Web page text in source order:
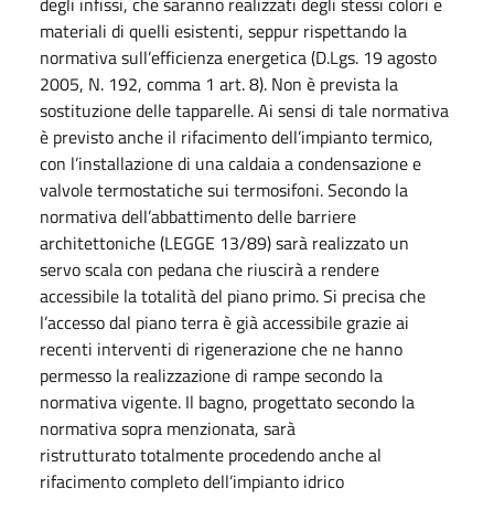
materiali di quelli esistenti, seppur rispettando la
normativa sull’efficienza energetica (D.Lgs. 19 agosto
2005, N. 192, comma 1 art. 8). Non è prevista la
sostituzione delle tapparelle. Ai sensi di tale normativa
è previsto anche il rifacimento dell’impianto termico,
con l’installazione di una caldaia a condensazione e
valvole termostatiche sui termosifoni. Secondo la
normativa dell’abbattimento delle barriere
architettoniche (LEGGE 13/89) sarà realizzato un
servo scala con pedana che riuscirà a rendere
accessibile la totalità del piano primo. Si precisa che
l’accesso dal piano terra è già accessibile grazie ai
recenti interventi di rigenerazione che ne hanno
permesso la realizzazione di rampe secondo la
normativa vigente. Il bagno, progettato secondo la
normativa sopra menzionata, sarà
ristrutturato totalmente procedendo anche al
rifacimento completo dell’impianto idrico